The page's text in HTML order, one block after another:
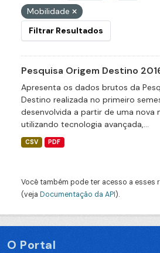
Mobilidade
Filtrar Resultados
Pesquisa Origem Destino
Apresenta os dados brutos da
Destino realizada no primeiro
desenvolvida a partir de uma nova
utilizando tecnologia avançada,...
CSV PDF
Você também pode ter acesso a esses
(veja Documentação da API).
O Portal